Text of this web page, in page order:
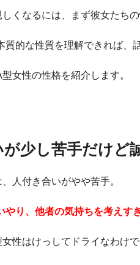
くなるには、まず彼女たち
質的な性質を理解できれば、
女性の性格を紹介します。
が少し苦手だけど
人付き合いがやや苦手。
やり、他者の気持ちを考えす
性はけっしてドライなわけで